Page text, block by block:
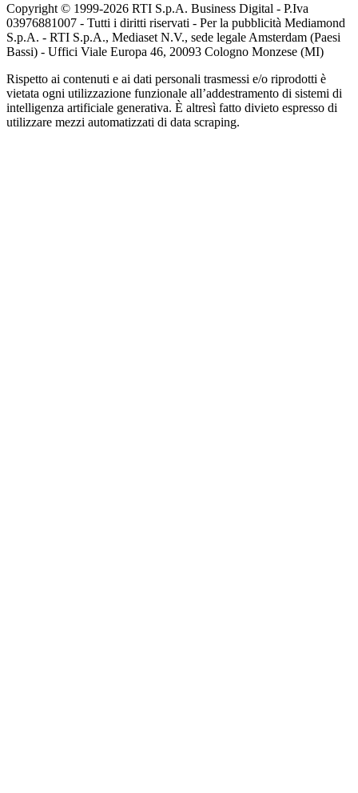
Copyright © 1999-2026 RTI S.p.A. Business Digital - P.Iva
03976881007 - Tutti i diritti riservati - Per la pubblicità Mediamond
S.p.A. - RTI S.p.A., Mediaset N.V., sede legale Amsterdam (Paesi
Bassi) - Uffici Viale Europa 46, 20093 Cologno Monzese (MI)
Rispetto ai contenuti e ai dati personali trasmessi e/o riprodotti è
vietata ogni utilizzazione funzionale all’addestramento di sistemi di
intelligenza artificiale generativa. È altresì fatto divieto espresso di
utilizzare mezzi automatizzati di data scraping.